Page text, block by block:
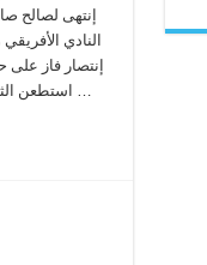
استطعن الثأر من الجمعية النسائية بالمهدية والفوز …